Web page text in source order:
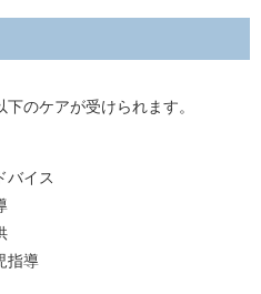
のケアが受けられます。
イス
指導